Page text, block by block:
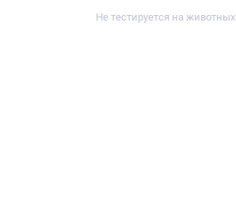
Не тестируется на животных